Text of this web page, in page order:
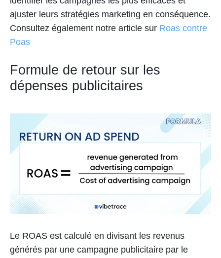
ajuster leurs stratégies marketing en conséquence.
Consultez également notre article sur Roas contre
Poas
Formule de retour sur les
dépenses publicitaires
Le ROAS est calculé en divisant les revenus
générés par une campagne publicitaire par le